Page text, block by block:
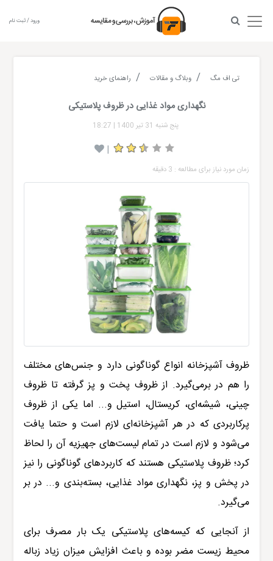
ورود / ثبت نام
تی اف مگ وبلاگ و مقالات راهنمای خرید
نگهداری مواد غذایی در ظروف پلاستیکی
پنج شنبه 31 تیر 1400 |
18:27
|
زمان مورد نیاز برای مطالعه : 3 دقیقه
ظروف آشپزخانه انواع گوناگونی دارد و جنس‌های مختلف
را هم در برمی‌گیرد. از ظروف پخت و پز گرفته تا ظروف
چینی، شیشه‌ای، کریستال، استیل و... اما یکی از ظروف
پرکاربردی که در هر آشپزخانه‌ای لازم است و حتما یافت
می‌شود و لازم است در تمام لیست‌های جهیزیه آن را لحاظ
کرد؛ ظروف پلاستیکی هستند که کاربردهای گوناگونی را نیز
در پخش و پز، نگهداری مواد غذایی، بسته‌بندی و... در بر
می‌گیرد.
از آنجایی که کیسه‌های پلاستیکی یک بار مصرف برای
محیط زیست مضر بوده و باعث افزایش میزان زیاد زباله